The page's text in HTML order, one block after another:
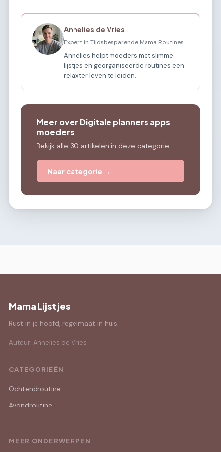
Annelies de Vries
Expert in Tijdsbesparende Mama Routines
Annelies helpt moeders met slimme
lijstjes en georganiseerde routines een
relaxter leven te leiden.
Meer over Digitale planners apps
moeders
Bekijk alle 30 artikelen in deze categorie.
Naar categorie →
Mama Lijstjes
Rust in je hoofd, regelmaat in huis.
Auteur: Annelies de Vries
CATEGORIEËN
Ochtendroutine
Avondroutine
MEER ONDERWERPEN